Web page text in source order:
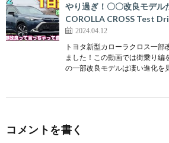
やり過ぎ！〇〇改良モデル
COROLLA CROSS Test
2024.04.12
トヨタ新型カローラクロス一部
ました！この動画では街乗り編
の一部改良モデルは凄い進化を
コメントを書く